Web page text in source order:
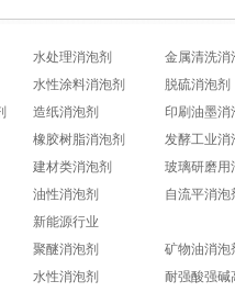
水处理消泡剂 金属清洗消
水性涂料消泡剂 脱硫消泡剂
造纸消泡剂 印刷油墨消
橡胶树脂消泡剂 发酵工业消
建材类消泡剂 玻璃研磨用
油性消泡剂 自流平消泡
新能源行业
聚醚消泡剂 矿物油消泡
水性消泡剂 耐强酸强碱